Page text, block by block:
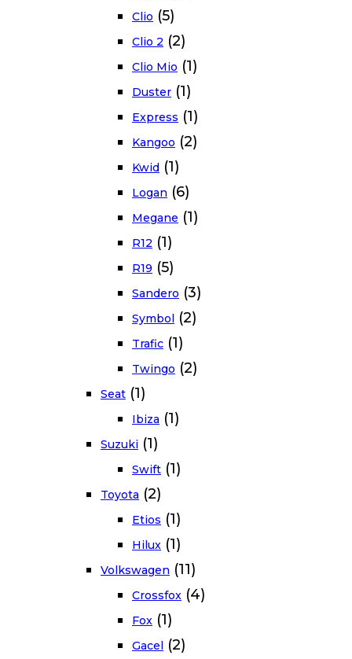
Clio (5)
Clio 2 (2)
Clio Mio (1)
Duster (1)
Express (1)
Kangoo (2)
Kwid (1)
Logan (6)
Megane (1)
R12 (1)
R19 (5)
Sandero (3)
Symbol (2)
Trafic (1)
Twingo (2)
Seat (1)
Ibiza (1)
Suzuki (1)
Swift (1)
Toyota (2)
Etios (1)
Hilux (1)
Volkswagen (11)
Crossfox (4)
Fox (1)
Gacel (2)